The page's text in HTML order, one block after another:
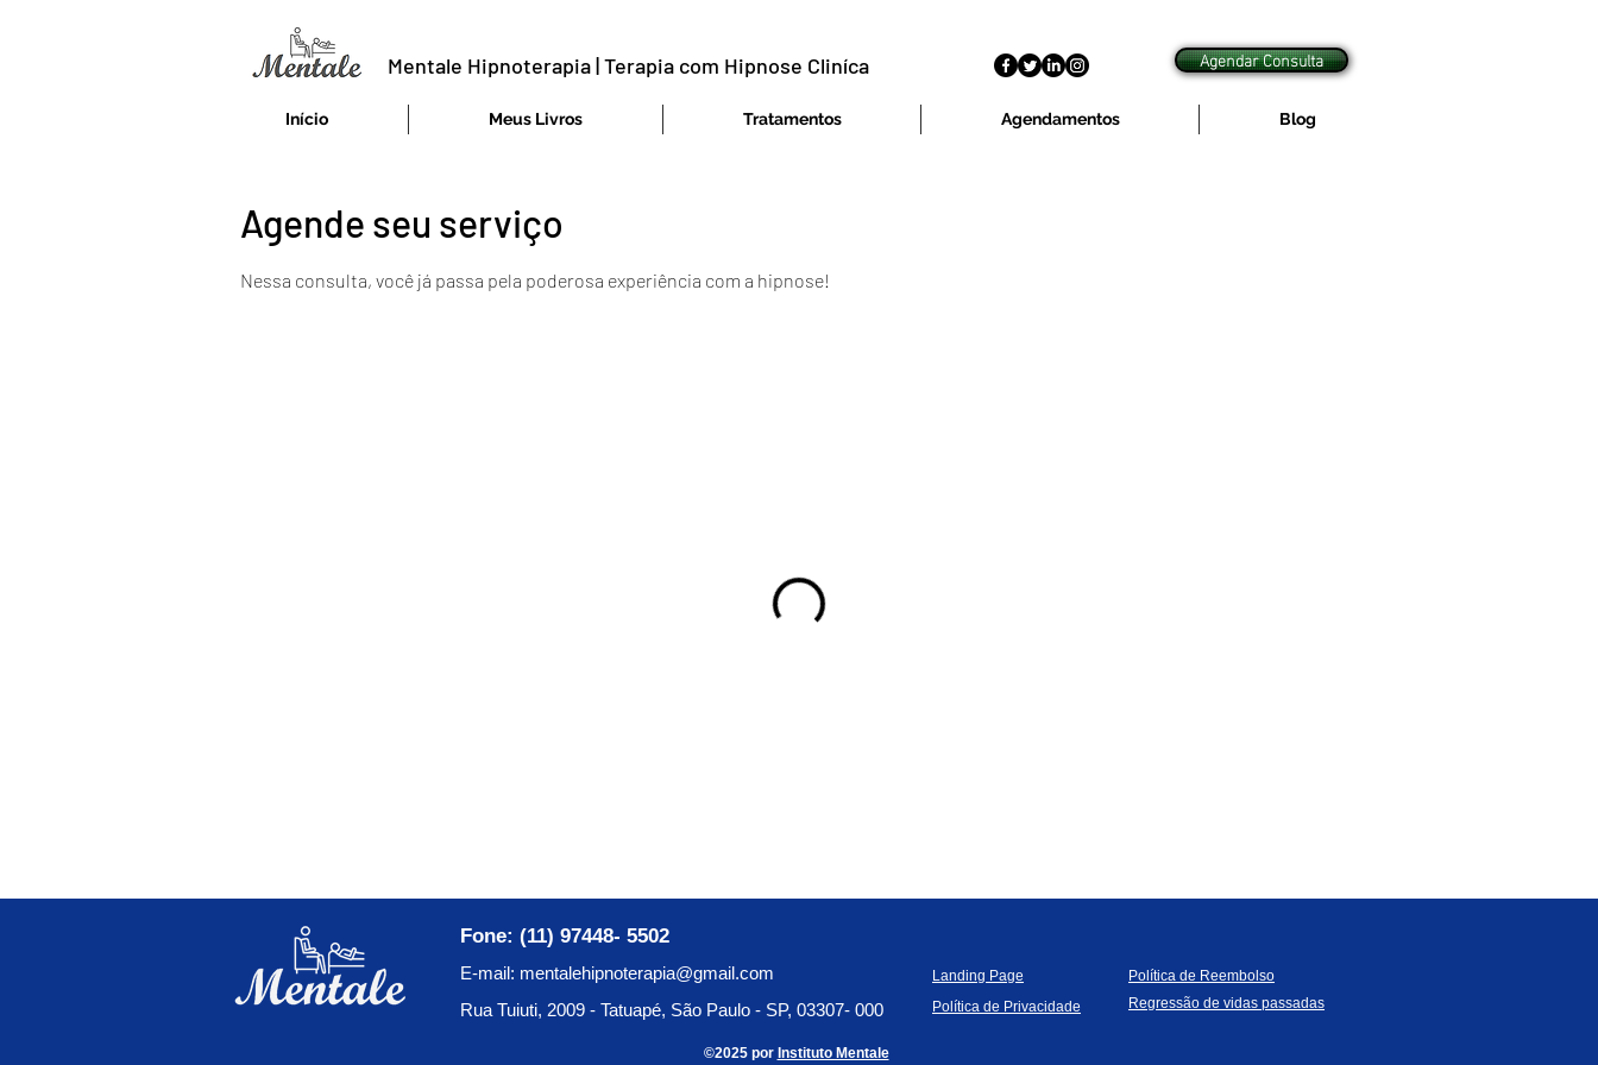
Mentale Hipnoterapia | Terapia com Hipnose Cliníca Agendar Consulta
Início Meus Livros Tratamentos Agendamentos Blog
Agende seu serviço
Nessa consulta, você já passa pela poderosa experiência com a hipnose!
Fone: (11) 97448- 5502
E-mail: mentalehipnoterapia@gmail.com
Rua Tuiuti, 2009 - Tatuapé, São Paulo - SP, 03307- 000
©2025 por Instituto Mentale
Landing Page
Política de Reembolso
Política de Privacidade
Regressão de vidas passadas